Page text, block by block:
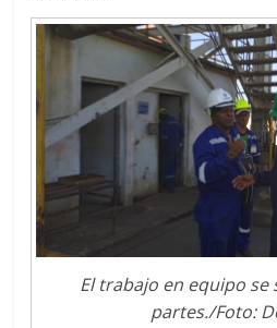
El trabajo en equipo
partes./Foto: